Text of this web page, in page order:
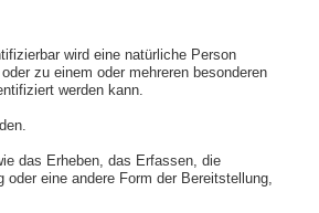
wird eine natürliche Person
zu einem oder mehreren besonderen
werden kann.
das Erheben, das Erfassen, die
eine andere Form der Bereitstellung,